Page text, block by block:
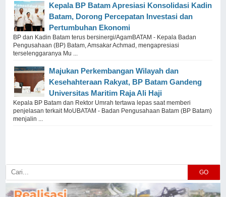
Kepala BP Batam Apresiasi Konsolidasi Kadin
Batam, Dorong Percepatan Investasi dan
Pertumbuhan Ekonomi
BP dan Kadin Batam terus bersinergi/AgamBATAM - Kepala Badan
Pengusahaan (BP) Batam, Amsakar Achmad, mengapresiasi
terselenggaranya Mu ...
Majukan Perkembangan Wilayah dan
Kesehahteraan Rakyat, BP Batam Gandeng
Universitas Maritim Raja Ali Haji
Kepala BP Batam dan Rektor Umrah tertawa lepas saat memberi
penjelasan terkait MoUBATAM - Badan Pengusahaan Batam (BP Batam)
menjalin ...
GO